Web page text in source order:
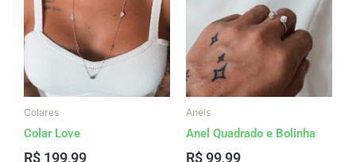
Colares
Colar Love
R$ 199,99
Anéis
Anel Quadrado e Bolinha
R$99,99